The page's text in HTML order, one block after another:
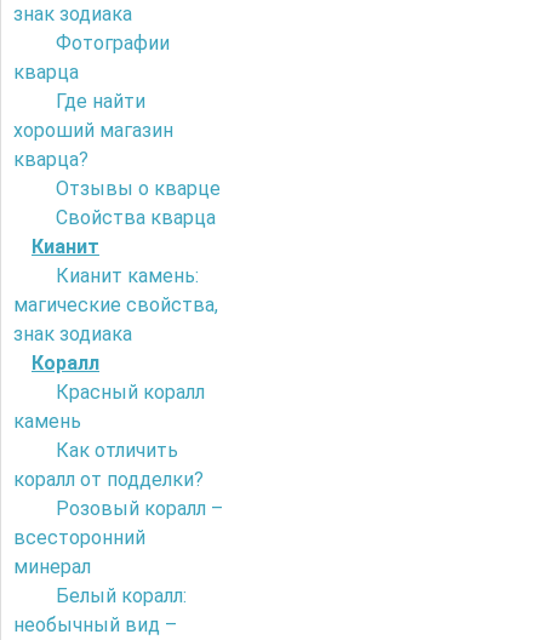
знак зодиака
Фотографии
кварца
Где найти
хороший магазин
кварца?
Отзывы о кварце
Свойства кварца
Кианит
Кианит камень:
магические свойства,
знак зодиака
Коралл
Красный коралл
камень
Как отличить
коралл от подделки?
Розовый коралл –
всесторонний
минерал
Белый коралл:
необычный вид –